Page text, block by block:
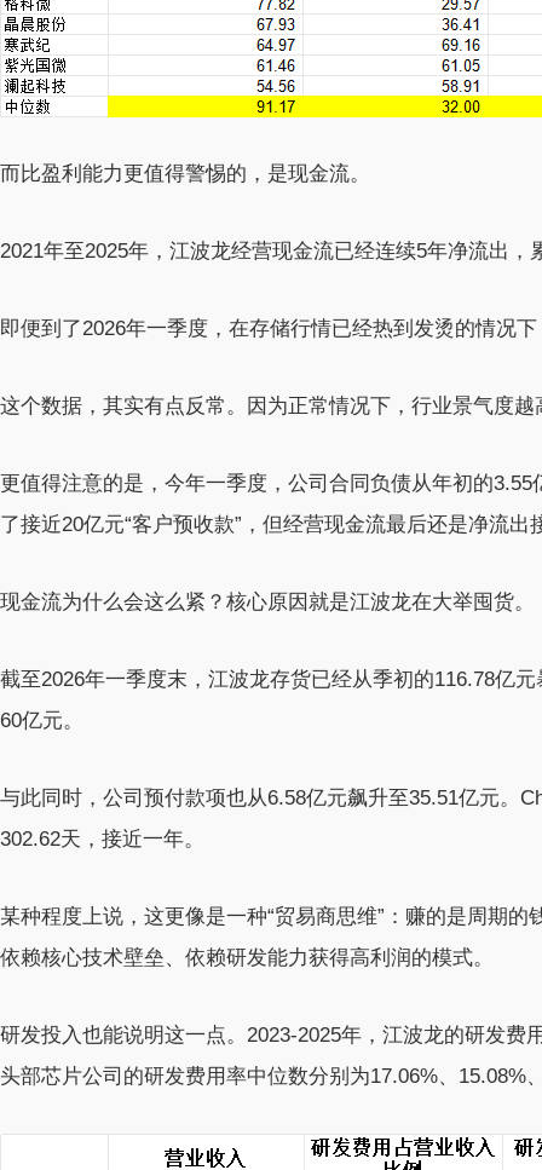
而比盈利能力更值得警惕的，是现金流。
2021年至2025年，江波龙经营现金流已经连续5年净流出，
即便到了2026年一季度，在存储行情已经热到发烫的情况
这个数据，其实有点反常。因为正常情况下，行业景气度
更值得注意的是，今年一季度，公司合同负债从年初的
了接近20亿元“客户预收款”，但经营现金流最后还是净流出
现金流为什么会这么紧？核心原因就是江波龙在大举囤货。
截至2026年一季度末，江波龙存货已经从季初的116.78亿
60亿元。
与此同时，公司预付款项也从6.58亿元飙升至35.51亿元。
302.62天，接近一年。
某种程度上说，这更像是一种“贸易商思维”：赚的是周期
依赖核心技术壁垒、依赖研发能力获得高利润的模式。
研发投入也能说明这一点。2023-2025年，江波龙的研发费
头部芯片公司的研发费用率中位数分别为17.06%、15.08%